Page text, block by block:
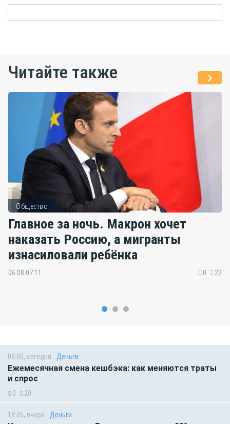
Читайте также
Общество
Главное за ночь. Макрон хочет
наказать Россию, а мигранты
изнасиловали ребёнка
06.08 07:11 0 22
09:05, сегодня Деньги
Ежемесячная смена кешбэка: как меняются траты
и спрос
0 20
18:05, вчера Деньги